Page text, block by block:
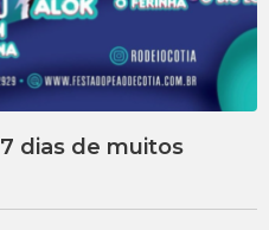
dias de muitos